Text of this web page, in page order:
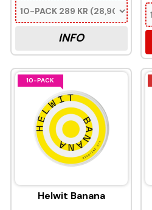
INFO
10-PACK
Helwit Banana